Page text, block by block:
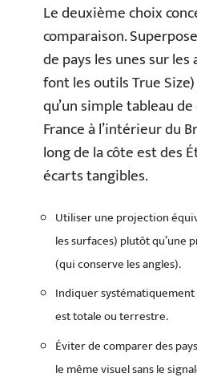
Le deuxième choix
comparaison.
de pays les unes sur
font les outils True
qu’un simple tableau
France à l’intérieur du
long de la côte est des
écarts tangibles.
Utiliser une projection
les surfaces) plutôt qu’une
(qui conserve les angles).
Indiquer
est totale ou terrestre.
Éviter de comparer des
le même visuel sans le